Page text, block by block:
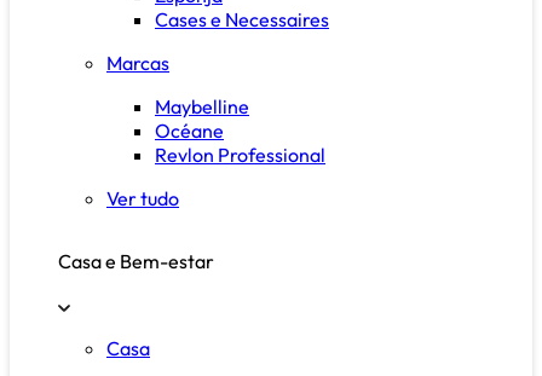
Cases e Necessaires
Marcas
Maybelline
Océane
Revlon Professional
Ver tudo
Casa e Bem-estar
Casa